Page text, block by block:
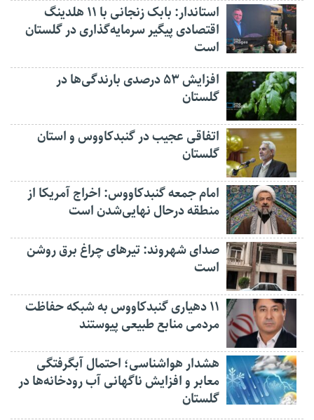
استاندار: بابک زنجانی با ۱۱ هلدینگ
اقتصادی پیگیر سرمایه‌گذاری در گلستان
است
افزایش ۵۳ درصدی بارندگی‌ها در
گلستان
اتفاقی عجیب در‌ گنبدکاووس و استان
گلستان
امام جمعه گنبدکاووس: اخراج آمریکا از
منطقه درحال نهایی‌شدن است
صدای شهروند: تیرهای چراغ برق روشن
است
۱۱ دهیاری گنبدکاووس به شبکه حفاظت
مردمی منابع طبیعی پیوستند
هشدار هواشناسی؛ احتمال آبگرفتگی
معابر و افزایش ناگهانی آب رودخانه‌ها در
گلستان